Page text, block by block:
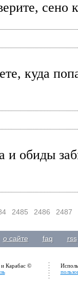
куда
и обиды
2485 2486 2487
о сайте faq rss
Карабас ©